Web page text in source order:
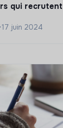
qui
•17 juin 2024